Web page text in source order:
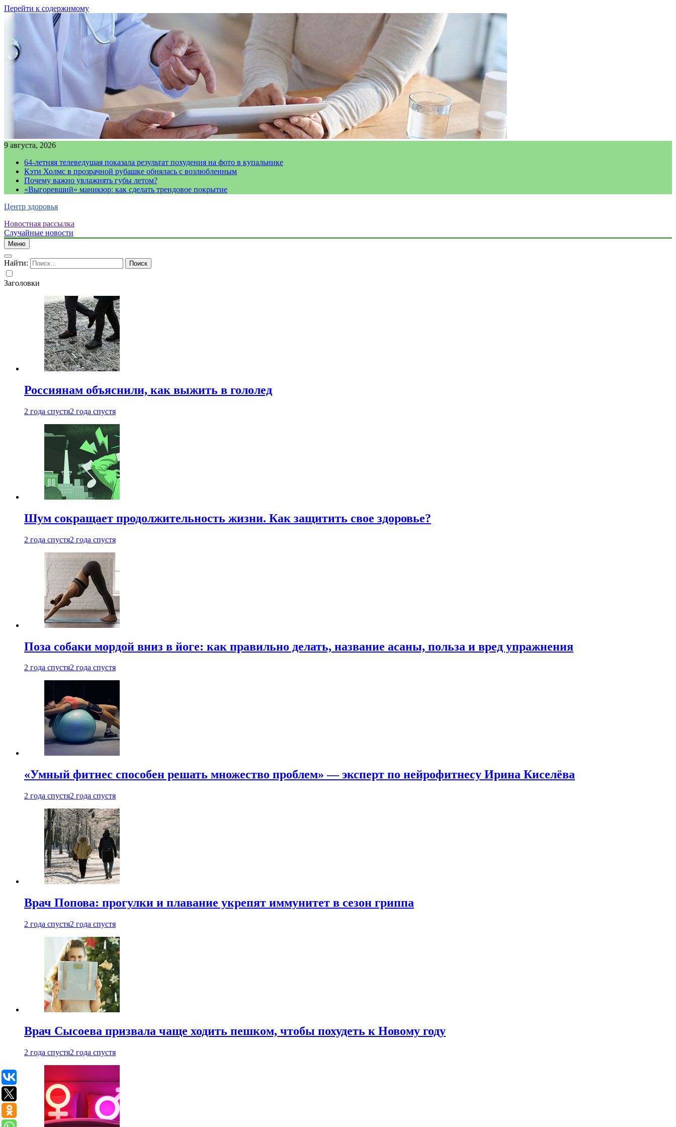
Перейти к содержимому
9 августа, 2026
64-летняя телеведущая показала результат похудения на фото в купальнике
Кэти Холмс в прозрачной рубашке обнялась с возлюбленным
Почему важно увлажнять губы летом?
«Выгоревший» маникюр: как сделать трендовое покрытие
Центр здоровья
Новостная рассылка
Случайные новости
Меню
Найти:
Заголовки
Россиянам объяснили, как выжить в гололед
2 года спустя2 года спустя
Шум сокращает продолжительность жизни. Как защитить свое здоровье?
2 года спустя2 года спустя
Поза собаки мордой вниз в йоге: как правильно делать, название асаны, польза и вред упражнения
2 года спустя2 года спустя
«Умный фитнес способен решать множество проблем» — эксперт по нейрофитнесу Ирина Киселёва
2 года спустя2 года спустя
Врач Попова: прогулки и плавание укрепят иммунитет в сезон гриппа
2 года спустя2 года спустя
Врач Сысоева призвала чаще ходить пешком, чтобы похудеть к Новому году
2 года спустя2 года спустя